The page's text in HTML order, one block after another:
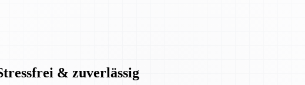
& zuverlässig